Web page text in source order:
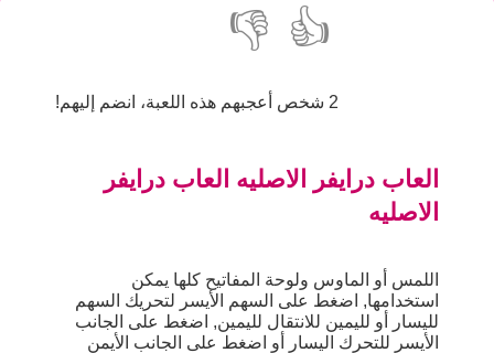
👍
👎
2 شخص أعجبهم هذه اللعبة، انضم إليهم!
العاب درايفر الاصليه العاب درايفر
الاصليه
اللمس أو الماوس ولوحة المفاتيح كلها يمكن
استخدامها, اضغط على السهم الأيسر لتحريك السهم
لليسار أو لليمين للانتقال لليمين, اضغط على الجانب
الأيسر للتحرك اليسار أو اضغط على الجانب الأيمن